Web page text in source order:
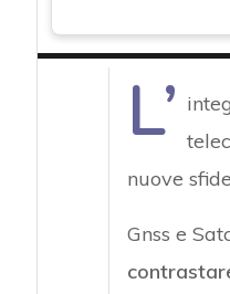
L’
nuove
Gnss e